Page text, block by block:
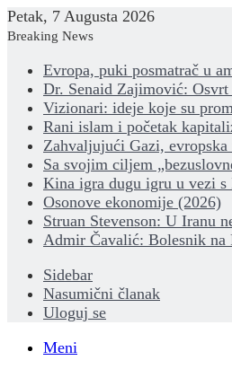
Petak, 7 Augusta 2026
Breaking News
Evropa, puki posmatrač u
Dr. Senaid Zajimović:
Vizionari: ideje koje su
Rani islam i početak
Zahvaljujući Gazi,
Sa svojim ciljem
Kina igra dugu igru u vezi s
Osonove ekonomije (2026)
Struan Stevenson: U Iranu
Admir Čavalić: Bolesnik na
Sidebar
Nasumični članak
Uloguj se
Meni